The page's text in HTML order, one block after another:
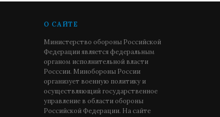
О САЙТЕ
Министерство обороны Российской
Федерации является федеральным
органом исполнительной власти
Росссии. Минобороны России
организует военную политику и
осуществляющий государственное
управление в области обороны
Российской Федерации. На сайте